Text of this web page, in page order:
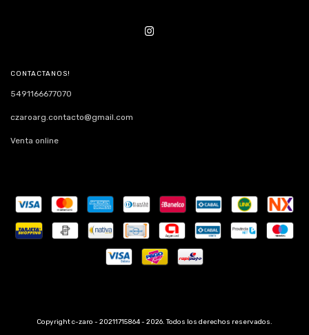
CONTACTANOS!
5491166677070
czaroarg.contacto@gmail.com
Venta online
Copyright c-zaro - 20211715864 - 2026. Todos los derechos reservados.